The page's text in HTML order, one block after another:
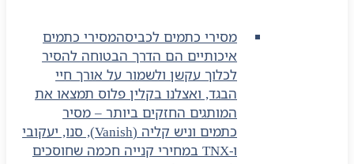
מסירי כתמים לכביסהמסירי כתמים
איכותיים הם הדרך הבטוחה להסיר
לכלוך עקשן ולשמור על אורך חיי
הבגד, ואצלנו בקלין פלוס תמצאו את
המותגים החזקים ביותר – מסיר
כתמים וניש קליה (Vanish), סנו, יעקובי
ו-TNX במחירי קנייה חכמה שחוסכים